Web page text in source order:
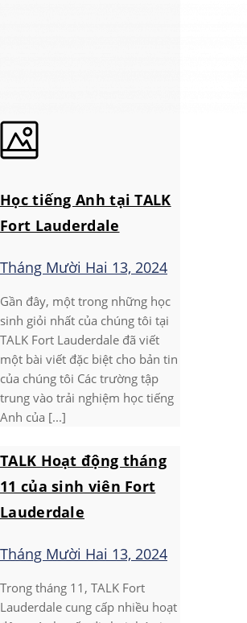
Học tiếng Anh tại TALK
Fort Lauderdale
Tháng Mười Hai 13, 2024
Gần đây, một trong những học
sinh giỏi nhất của chúng tôi tại
TALK Fort Lauderdale đã viết
một bài viết đặc biệt cho bản tin
của chúng tôi Các trường tập
trung vào trải nghiệm học tiếng
Anh của [...]
TALK Hoạt động tháng
11 của sinh viên Fort
Lauderdale
Tháng Mười Hai 13, 2024
Trong tháng 11, TALK Fort
Lauderdale cung cấp nhiều hoạt